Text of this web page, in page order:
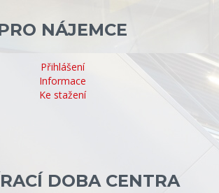
NÁJEMCE
Přihlášení
Informace
Ke stažení
DOBA CENTRA